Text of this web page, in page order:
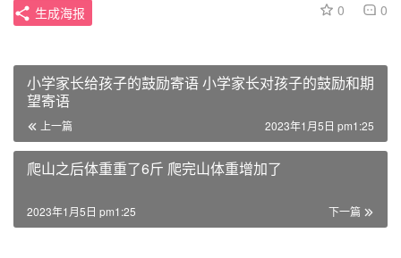
0 0
生成海报
小学家长给孩子的鼓励寄语 小学家长对孩子的鼓励和期
望寄语
上一篇 2023年1月5日 pm1:25
爬山之后体重重了6斤 爬完山体重增加了
下一篇
2023年1月5日 pm1:25